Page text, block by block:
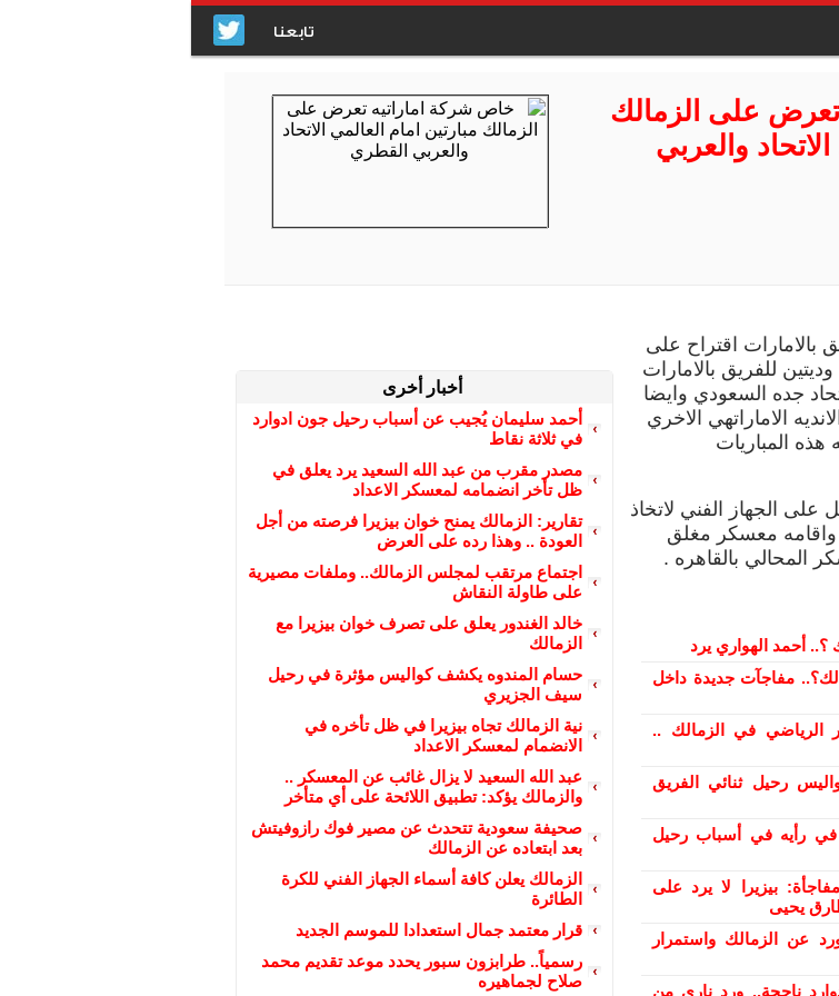
تابعنا
على الزمالك
والعربي
أخبار أخرى
أحمد سليمان يُجيب عن أسباب رحيل جون ادوارد
في ثلاثة نقاط
مصدر مقرب من عبد الله السعيد يرد يعلق في
ظل تأخر انضمامه لمعسكر الاعداد
تقارير: الزمالك يمنح خوان بيزيرا فرصته من أجل
العودة .. وهذا رده على العرض
اجتماع مرتقب لمجلس الزمالك.. وملفات مصيرية
على طاولة النقاش
خالد الغندور يعلق على تصرف خوان بيزيرا مع
الزمالك
حسام المندوه يكشف كواليس مؤثرة في رحيل
سيف الجزيري
نية الزمالك تجاه بيزيرا في ظل تأخره في
الانضمام لمعسكر الاعداد
عبد الله السعيد لا يزال غائب عن المعسكر ..
والزمالك يؤكد: تطبيق اللائحة على أي متأخر
صحيفة سعودية تتحدث عن مصير فوك رازوفيتش
بعد ابتعاده عن الزمالك
الزمالك يعلن كافة أسماء الجهاز الفني للكرة
الطائرة
قرار معتمد جمال استعدادا للموسم الجديد
رسمياً.. طرابزون سبور يحدد موعد تقديم محمد
صلاح لجماهيره
اقتراح على
وديتين للفريق بالامارات
جده السعودي وايضا
الاماراتهي الاخري
هذه المباريات
الجهاز الفني لاتخاذ
واقامه معسكر مغلق
المحالي بالقاهره .
أحمد الهواري يرد
مفاجآت جديدة داخل
في الزمالك ..
رحيل ثنائي الفريق
رأيه في أسباب رحيل
بيزيرا لا يرد على
يحيى
عن الزمالك واستمرار
ناجحة.. ورد ناري من